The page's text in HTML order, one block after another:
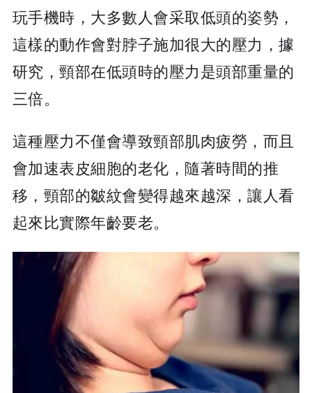
玩手機時，大多數人會采取低頭的姿勢，
這樣的動作會對脖子施加很大的壓力，據
研究，頸部在低頭時的壓力是頭部重量的
三倍。
這種壓力不僅會導致頸部肌肉疲勞，而且
會加速表皮細胞的老化，隨著時間的推
移，頸部的皺紋會變得越來越深，讓人看
起來比實際年齡要老。